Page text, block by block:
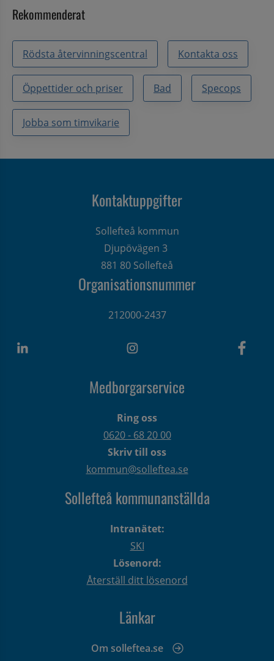
Rekommenderat
Rödsta återvinningscentral Kontakta oss
Öppettider och priser Bad Specops
Jobba som timvikarie
Kontaktuppgifter
Sollefteå kommun
Djupövägen 3
881 80 Sollefteå
Organisationsnummer
212000-2437
Medborgarservice
Ring oss
0620 - 68 20 00
Skriv till oss
kommun@solleftea.se
Sollefteå kommunanställda
Intranätet:
SKI
Lösenord:
Återställ ditt lösenord
Länkar
Om solleftea.se